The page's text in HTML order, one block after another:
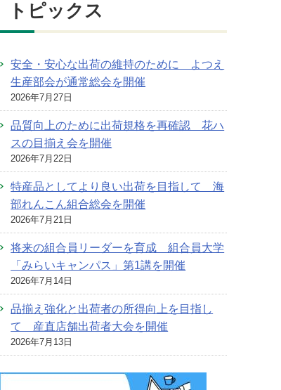
トピックス
安全・安心な出荷の維持のために よつえ
生産部会が通常総会を開催
2026年7月27日
品質向上のために出荷規格を再確認 花ハ
スの目揃え会を開催
2026年7月22日
特産品としてより良い出荷を目指して 海
部れんこん組合総会を開催
2026年7月21日
将来の組合員リーダーを育成 組合員大学
「みらいキャンパス」第1講を開催
2026年7月14日
品揃え強化と出荷者の所得向上を目指し
て 産直店舗出荷者大会を開催
2026年7月13日